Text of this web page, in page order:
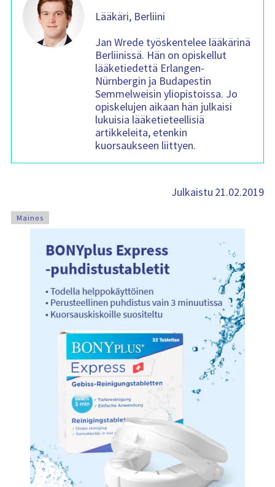
Lääkäri, Berliini
Jan Wrede työskentelee lääkärinä
Berliinissä. Hän on opiskellut
lääketiedettä Erlangen-
Nürnbergin ja Budapestin
Semmelweisin yliopistoissa. Jo
opiskelujen aikaan hän julkaisi
lukuisia lääketieteellisiä
artikkeleita, etenkin
kuorsaukseen liittyen.
21.02.2019
Julkaistu
Mainos